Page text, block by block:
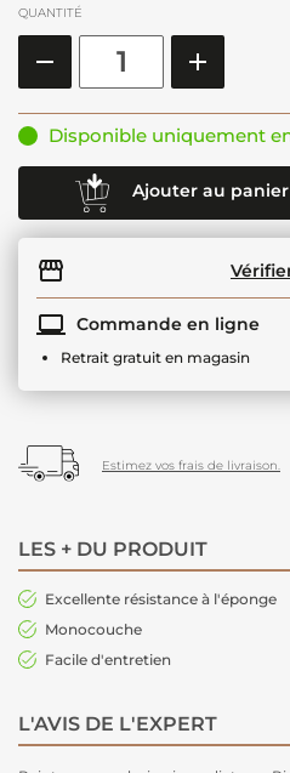
QUANTITÉ
Disponible uniquement
Ajouter au panier
Commande en ligne
Retrait gratuit en magasin
Estimez vos frais de livraison.
LES + DU PRODUIT
Excellente résistance à l'éponge
Monocouche
Facile d'entretien
L'AVIS DE L'EXPERT